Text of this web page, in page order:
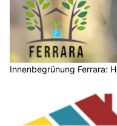
Innenbegrünung Ferrara: